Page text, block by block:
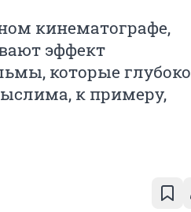
кинематографе,
эффект
которые глубоко
к примеру,